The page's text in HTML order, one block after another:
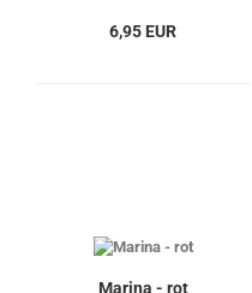
6,95 EUR
Marina - rot